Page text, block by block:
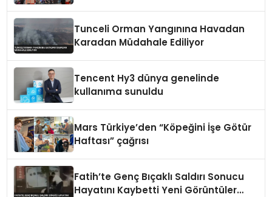
Tunceli Orman Yangınına Havadan
Karadan Müdahale Ediliyor
Tencent Hy3 dünya genelinde
kullanıma sunuldu
Mars Türkiye’den “Köpeğini İşe Götür
Haftası” çağrısı
Fatih’te Genç Bıçaklı Saldırı Sonucu
Hayatını Kaybetti Yeni Görüntüler